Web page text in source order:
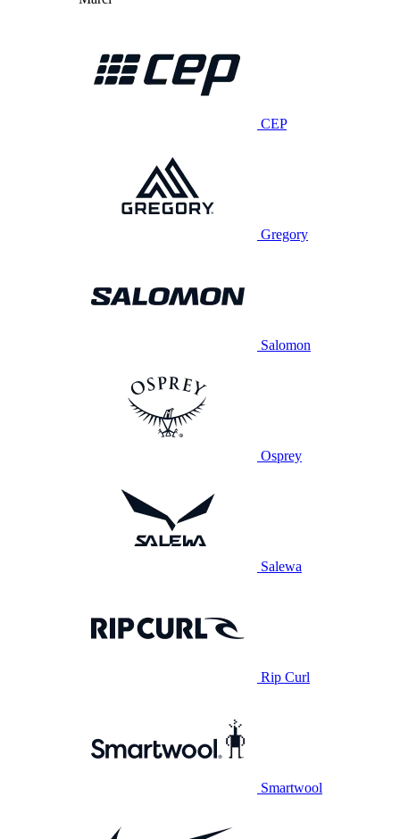
CEP
Gregory
Salomon
Osprey
Salewa
Rip Curl
Smartwool